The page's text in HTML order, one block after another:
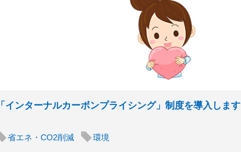
「インターナルカーボンプライシング」制度を導入します
省エネ・CO2削減 環境